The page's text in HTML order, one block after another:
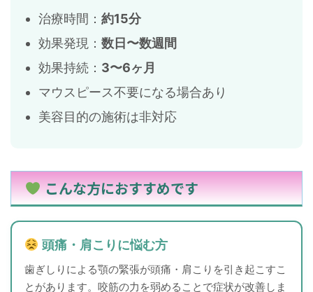
治療時間： 約15分
効果発現： 数日〜数週間
効果持続： 3〜6ヶ月
マウスピース不要になる場合あり
美容目的の施術は非対応
こんな方におすすめです
頭痛・肩こりに悩む方
歯ぎしりによる顎の緊張が頭痛・肩こりを引き起こすこ
とがあります。咬筋の力を弱めることで症状が改善しま